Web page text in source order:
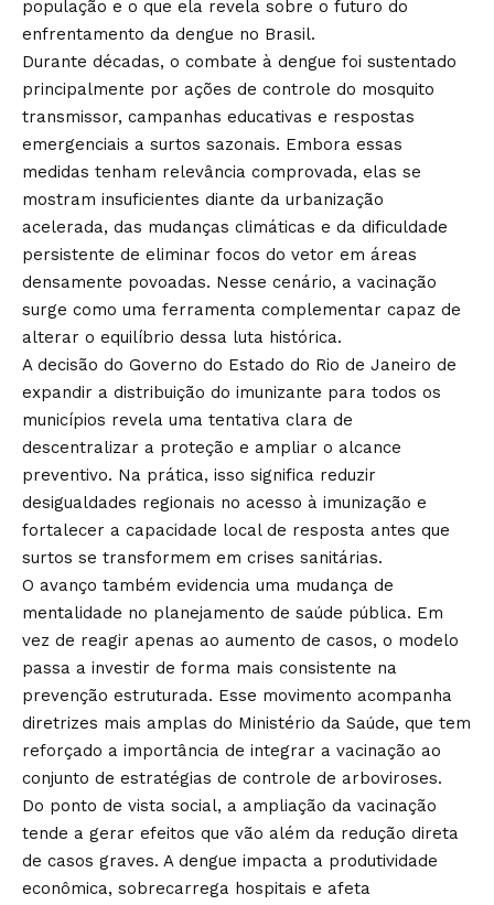
população e o que ela revela sobre o futuro do
enfrentamento da dengue no Brasil.
Durante décadas, o combate à dengue foi sustentado
principalmente por ações de controle do mosquito
transmissor, campanhas educativas e respostas
emergenciais a surtos sazonais. Embora essas
medidas tenham relevância comprovada, elas se
mostram insuficientes diante da urbanização
acelerada, das mudanças climáticas e da dificuldade
persistente de eliminar focos do vetor em áreas
densamente povoadas. Nesse cenário, a vacinação
surge como uma ferramenta complementar capaz de
alterar o equilíbrio dessa luta histórica.
A decisão do Governo do Estado do Rio de Janeiro de
expandir a distribuição do imunizante para todos os
municípios revela uma tentativa clara de
descentralizar a proteção e ampliar o alcance
preventivo. Na prática, isso significa reduzir
desigualdades regionais no acesso à imunização e
fortalecer a capacidade local de resposta antes que
surtos se transformem em crises sanitárias.
O avanço também evidencia uma mudança de
mentalidade no planejamento de saúde pública. Em
vez de reagir apenas ao aumento de casos, o modelo
passa a investir de forma mais consistente na
prevenção estruturada. Esse movimento acompanha
diretrizes mais amplas do Ministério da Saúde, que tem
reforçado a importância de integrar a vacinação ao
conjunto de estratégias de controle de arboviroses.
Do ponto de vista social, a ampliação da vacinação
tende a gerar efeitos que vão além da redução direta
de casos graves. A dengue impacta a produtividade
econômica, sobrecarrega hospitais e afeta